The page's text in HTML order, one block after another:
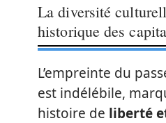
La diversité
historique des
L’empreinte du
est indélébile,
histoire de liberté